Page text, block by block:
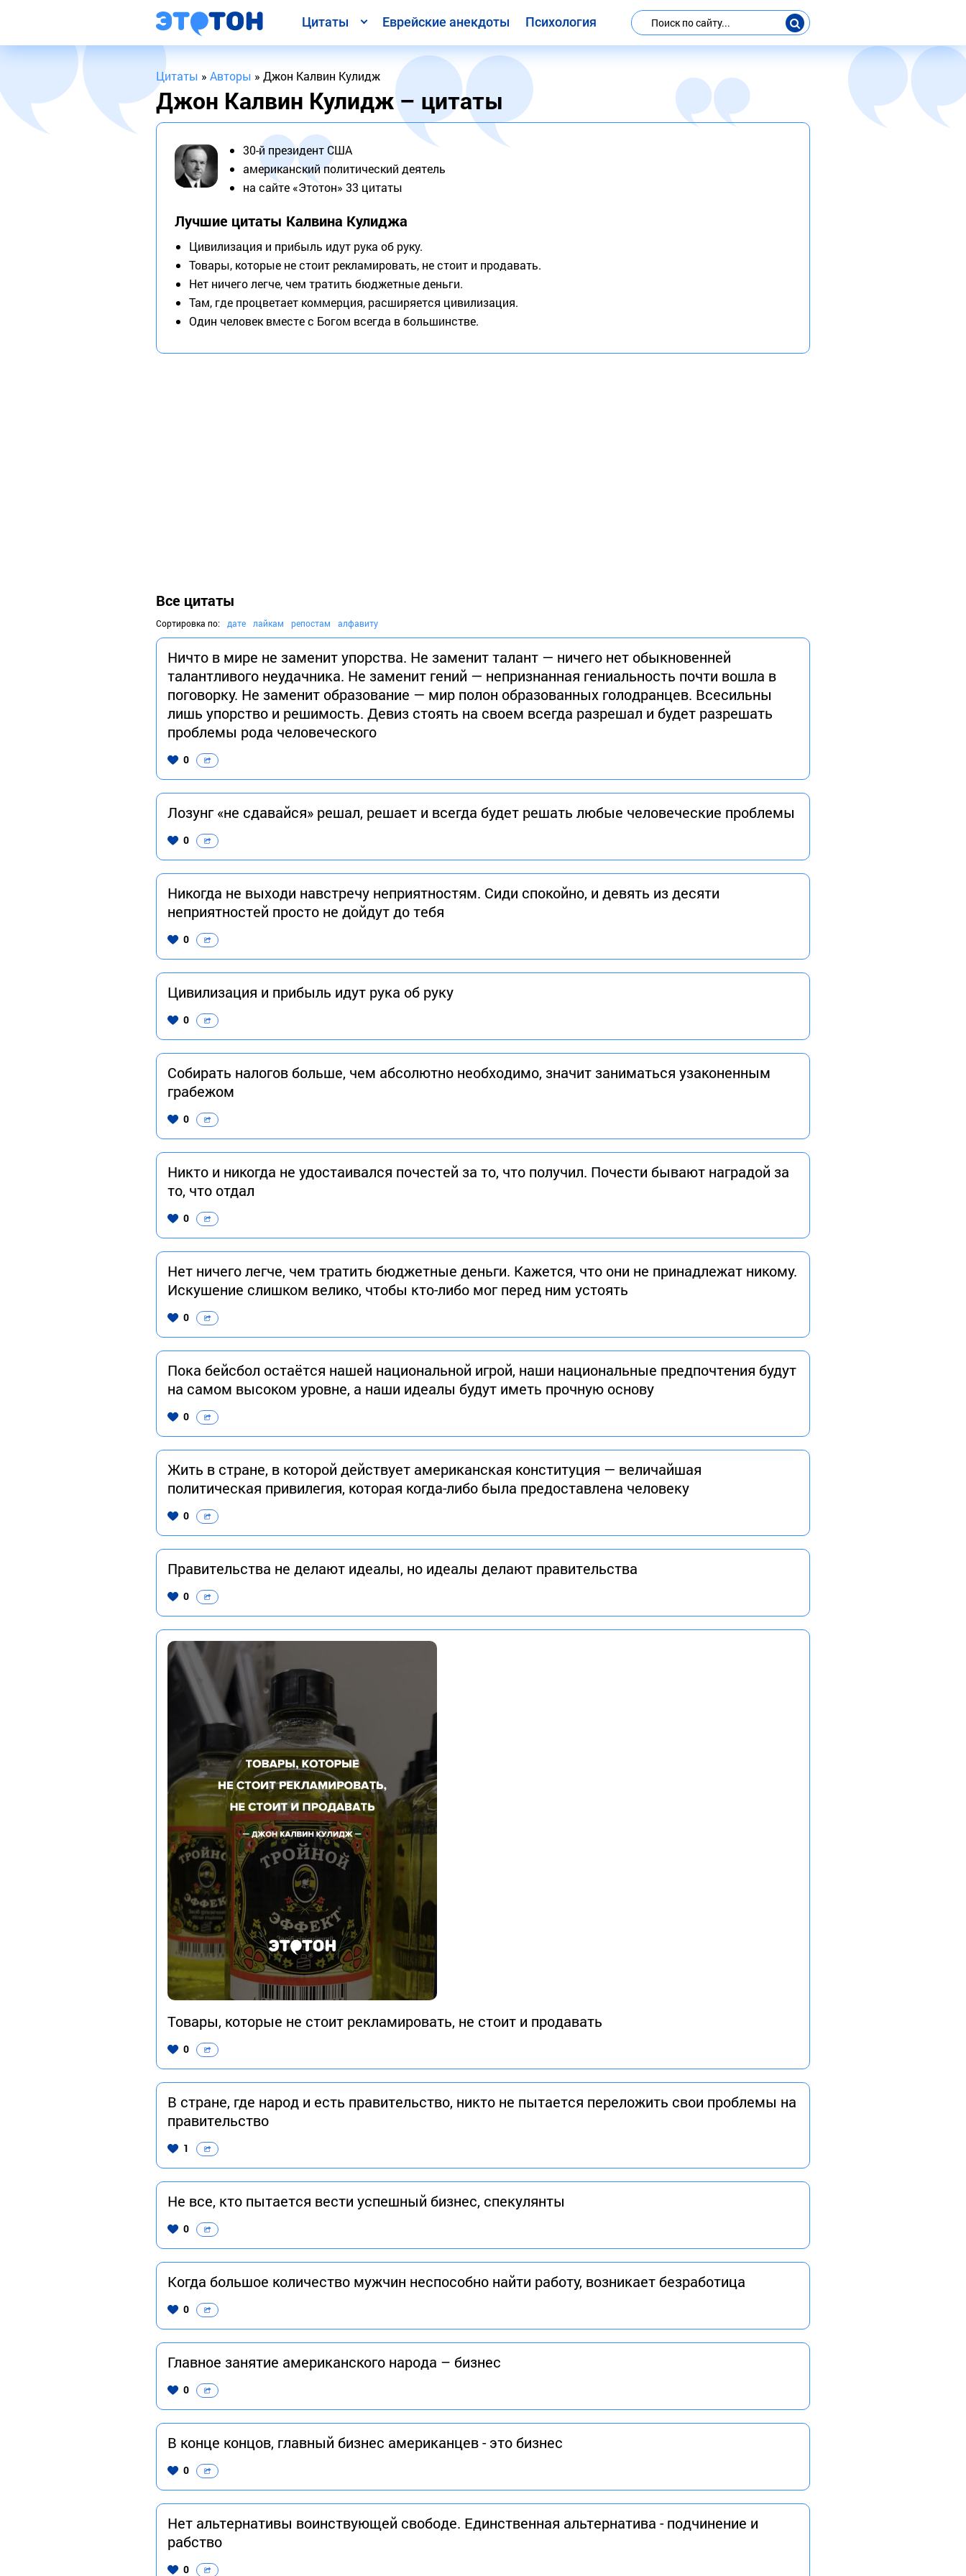
Цитаты Еврейские анекдоты Психология
Цитаты » Авторы » Джон Калвин Кулидж
Джон Калвин Кулидж – цитаты
30-й президент США
американский политический деятель
на сайте «Этотон» 33 цитаты
Лучшие цитаты Калвина Кулиджа
Цивилизация и прибыль идут рука об руку.
Товары, которые не стоит рекламировать, не стоит и продавать.
Нет ничего легче, чем тратить бюджетные деньги.
Там, где процветает коммерция, расширяется цивилизация.
Один человек вместе с Богом всегда в большинстве.
Все цитаты
Сортировка по: дате лайкам репостам алфавиту
Ничто в мире не заменит упорства. Не заменит талант — ничего нет обыкновенней
талантливого неудачника. Не заменит гений — непризнанная гениальность почти вошла в
поговорку. Не заменит образование — мир полон образованных голодранцев. Всесильны
лишь упорство и решимость. Девиз стоять на своем всегда разрешал и будет разрешать
проблемы рода человеческого
0
Лозунг «не сдавайся» решал, решает и всегда будет решать любые человеческие проблемы
0
Никогда не выходи навстречу неприятностям. Сиди спокойно, и девять из десяти
неприятностей просто не дойдут до тебя
0
Цивилизация и прибыль идут рука об руку
0
Собирать налогов больше, чем абсолютно необходимо, значит заниматься узаконенным
грабежом
0
Никто и никогда не удостаивался почестей за то, что получил. Почести бывают наградой за
то, что отдал
0
Нет ничего легче, чем тратить бюджетные деньги. Кажется, что они не принадлежат никому.
Искушение слишком велико, чтобы кто-либо мог перед ним устоять
0
Пока бейсбол остаётся нашей национальной игрой, наши национальные предпочтения будут
на самом высоком уровне, а наши идеалы будут иметь прочную основу
0
Жить в стране, в которой действует американская конституция — величайшая
политическая привилегия, которая когда-либо была предоставлена человеку
0
Правительства не делают идеалы, но идеалы делают правительства
0
Товары, которые не стоит рекламировать, не стоит и продавать
0
В стране, где народ и есть правительство, никто не пытается переложить свои проблемы на
правительство
1
Не все, кто пытается вести успешный бизнес, спекулянты
0
Когда большое количество мужчин неспособно найти работу, возникает безработица
0
Главное занятие американского народа – бизнес
0
В конце концов, главный бизнес американцев - это бизнес
0
Нет альтернативы воинствующей свободе. Единственная альтернатива - подчинение и
рабство
0